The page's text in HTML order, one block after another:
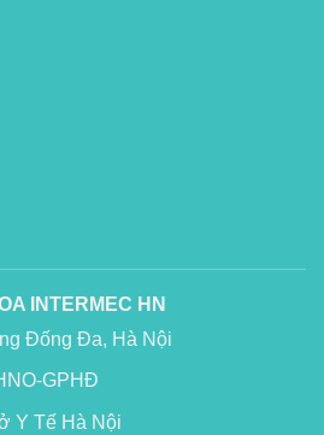
INTERMEC HN
Đống Đa, Hà Nội
GPHĐ
Y Tế Hà Nội